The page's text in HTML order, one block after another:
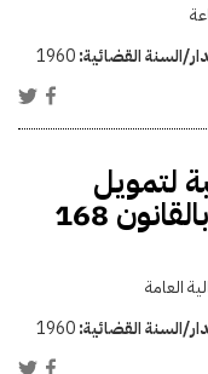
السنة القضائية:1960
لتمويل
الدعاية للقطن المصري بالقانون 168
العامة
السنة القضائية:1960